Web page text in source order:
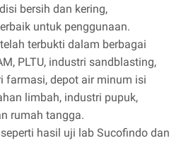
bersih dan kering,
untuk penggunaan.
terbukti dalam berbagai
PLTU, industri sandblasting,
farmasi, depot air minum isi
limbah, industri pupuk,
rumah tangga.
hasil uji lab Sucofindo dan